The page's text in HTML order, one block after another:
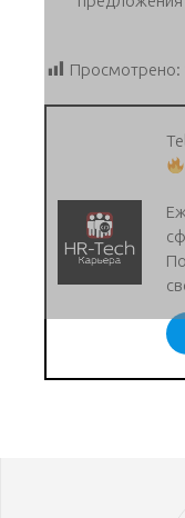
Просмотрено: